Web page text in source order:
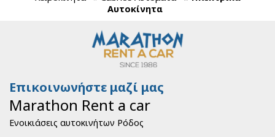
Αυτοκίνητα
Επικοινωνήστε μαζί μας
Marathon Rent a car
Ενοικιάσεις αυτοκινήτων Ρόδος